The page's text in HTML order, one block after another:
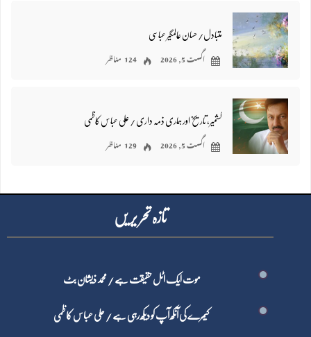
متبادل/ حسان عالمگیر عباسی
اگست 5, 2026 124 مناظر
کشمیر، تاریخ اور ہماری ذمہ داری / علی عباس کاظمی
اگست 5, 2026 129 مناظر
تازہ تحر یر یں
موت ایک اٹل حقیقت ہے / محمد ذیشان بٹ
کیمرے کی آنکھ آپ کو دیکھ رہی ہے / علی عباس کاظمی